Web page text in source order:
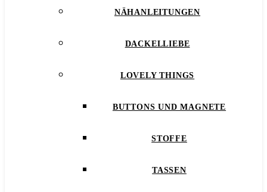
NÄHANLEITUNGEN
DACKELLIEBE
LOVELY THINGS
BUTTONS UND MAGNETE
STOFFE
TASSEN